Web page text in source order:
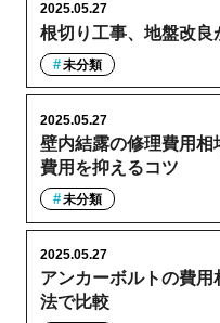
根切り工事、地盤改良
2025.05.27
未分類
壁内結露の修理費用相
費用を抑えるコツ
2025.05.27
未分類
アンカーボルトの費
法で比較
2025.05.27